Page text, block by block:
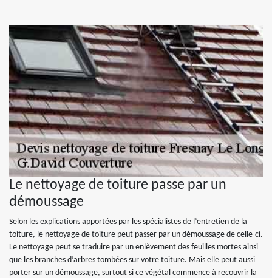
Le nettoyage de toiture passe par un
démoussage
Selon les explications apportées par les spécialistes de l’entretien de la
toiture, le nettoyage de toiture peut passer par un démoussage de celle-ci.
Le nettoyage peut se traduire par un enlèvement des feuilles mortes ainsi
que les branches d’arbres tombées sur votre toiture. Mais elle peut aussi
porter sur un démoussage, surtout si ce végétal commence à recouvrir la